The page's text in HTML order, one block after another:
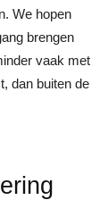
We hopen
brengen
vaak met
dan buiten de